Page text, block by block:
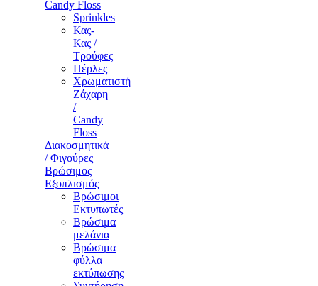
Candy Floss
Sprinkles
Κας-
Κας /
Τρούφες
Πέρλες
Χρωματιστή
Ζάχαρη
/
Candy
Floss
Διακοσμητικά
/ Φιγούρες
Βρώσιμος
Εξοπλισμός
Βρώσιμοι
Εκτυπωτές
Βρώσιμα
μελάνια
Βρώσιμα
φύλλα
εκτύπωσης